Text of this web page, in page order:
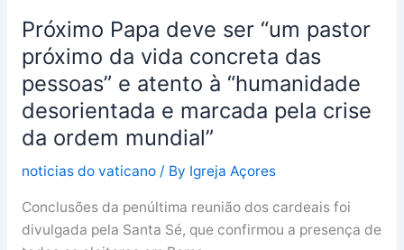
Próximo Papa deve ser “um pastor
próximo da vida concreta das
pessoas” e atento à “humanidade
desorientada e marcada pela crise
da ordem mundial”
noticias do vaticano/ By Igreja Açores
Conclusões da penúltima reunião dos cardeais foi
divulgada pela Santa Sé, que confirmou a presença de
e
atento
à
“humanidade
desorientada
e
marcada
crise
da